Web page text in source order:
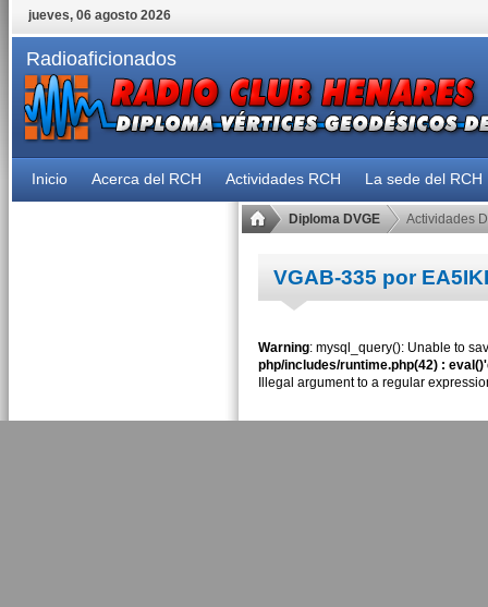
jueves, 06 agosto 2026
Radioaficionados
Inicio Acerca del RCH Actividades RCH La sede del RCH
Diploma DVGE Actividades
VGAB-335 por
Warning: mysql_query(): Unable to
php/includes/runtime.php(42) :
Illegal argument to a regular